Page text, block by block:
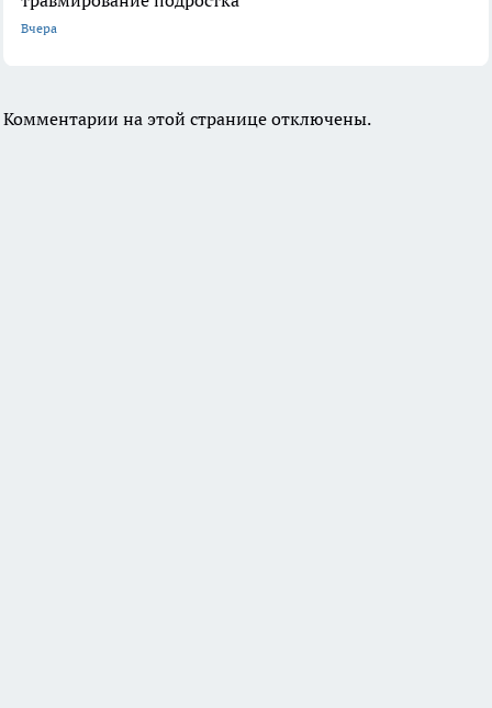
Вчера
Комментарии на этой странице отключены.